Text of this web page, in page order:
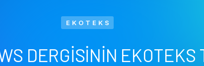
EKOTEKS
DERGISININ EKOTEKS